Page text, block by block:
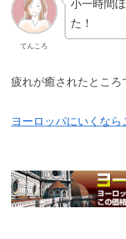
てんころ
小一時間
た！
疲れが癒されたところ
ヨーロッパにいくな